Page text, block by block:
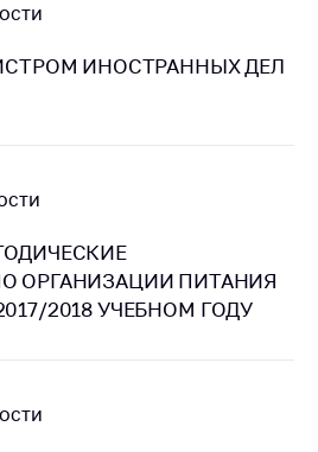
ИНОСТРАННЫХ ДЕЛ
ОРГАНИЗАЦИИ ПИТАНИЯ
2018 УЧЕБНОМ ГОДУ